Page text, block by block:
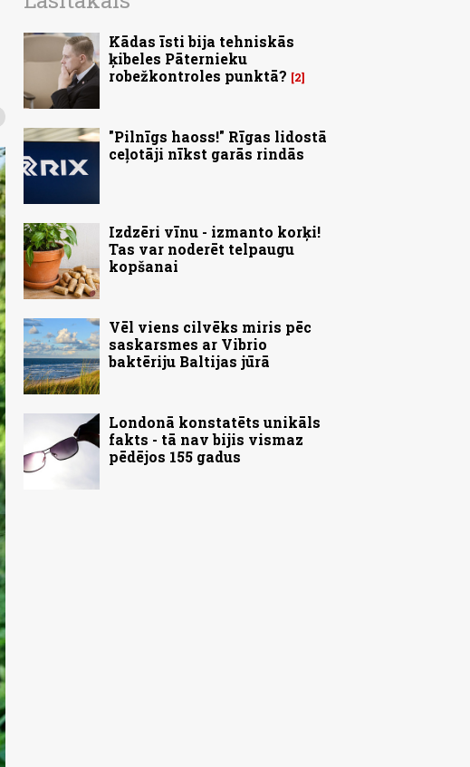
Kādas īsti bija tehniskās
ķibeles Pāternieku
robežkontroles punktā?
2
"Pilnīgs haoss!" Rīgas lidostā
ceļotāji nīkst garās rindās
Izdzēri vīnu - izmanto korķi!
Tas var noderēt telpaugu
kopšanai
Vēl viens cilvēks miris pēc
saskarsmes ar Vibrio
baktēriju Baltijas jūrā
Londonā konstatēts unikāls
fakts - tā nav bijis vismaz
pēdējos 155 gadus